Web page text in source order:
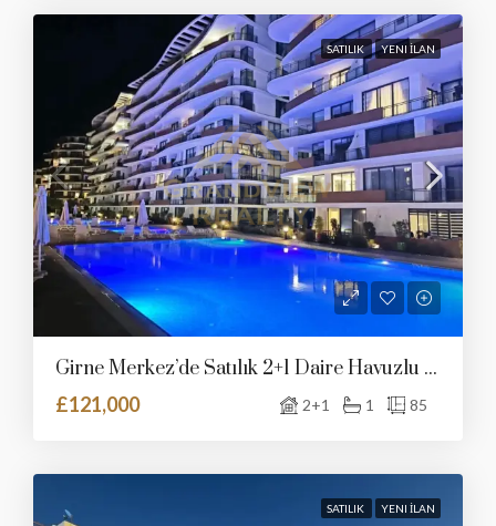
SATILIK YENI İLAN
Girne Merkez’de Satılık 2+1 Daire Havuzlu Sitede
£121,000
2+1 1 85
SATILIK YENI İLAN